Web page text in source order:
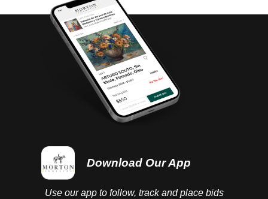
Download Our App
Use our app to follow, track and place bids